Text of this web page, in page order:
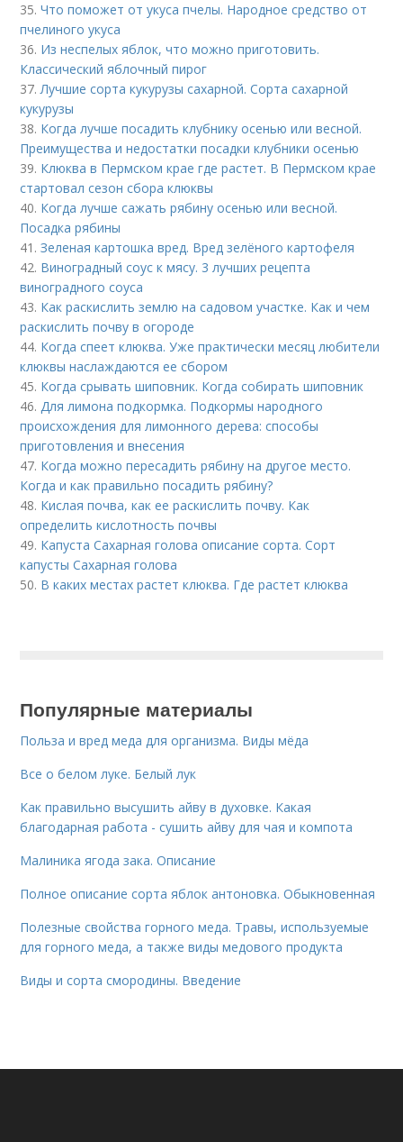
35.Что поможет от укуса пчелы. Народное средство от
пчелиного укуса
36. Из неспелых яблок, что можно приготовить.
Классический яблочный пирог
37.Лучшие сорта кукурузы сахарной. Сорта сахарной
кукурузы
38. Когда лучше посадить клубнику осенью или весной.
Преимущества и недостатки посадки клубники осенью
39. Клюква в Пермском крае где растет. В Пермском крае
стартовал сезон сбора клюквы
40. Когда лучше сажать рябину осенью или весной.
Посадка рябины
41.Зеленая картошка вред. Вред зелёного картофеля
42. Виноградный соус к мясу. 3 лучших рецепта
виноградного соуса
43. Как раскислить землю на садовом участке. Как и чем
раскислить почву в огороде
44. Когда спеет клюква. Уже практически месяц любители
клюквы наслаждаются ее сбором
45. Когда срывать шиповник. Когда собирать шиповник
46.Для лимона подкормка. Подкормы народного
происхождения для лимонного дерева: способы
приготовления и внесения
47. Когда можно пересадить рябину на другое место.
Когда и как правильно посадить рябину?
48. Кислая почва, как ее раскислить почву. Как
определить кислотность почвы
49. Капуста Сахарная голова описание сорта. Сорт
капусты Сахарная голова
50. В каких местах растет клюква. Где растет клюква
Популярные материалы
Польза и вред меда для организма. Виды мёда
Все о белом луке. Белый лук
Как правильно высушить айву в духовке. Какая
благодарная работа - сушить айву для чая и компота
Малиника ягода зака. Описание
Полное описание сорта яблок антоновка. Обыкновенная
Полезные свойства горного меда. Травы, используемые
для горного меда, а также виды медового продукта
Виды и сорта смородины. Введение